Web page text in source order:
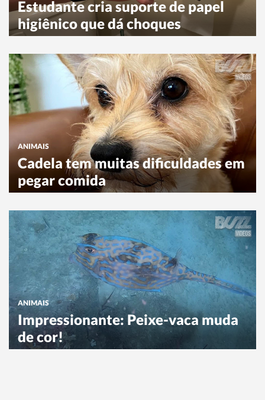
Estudante cria suporte de papel
higiênico que dá choques
ANIMAIS
Cadela tem muitas dificuldades em
pegar comida
ANIMAIS
Impressionante: Peixe-vaca muda
de cor!